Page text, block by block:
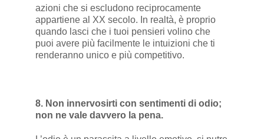
azioni che si escludono reciprocamente
appartiene al XX secolo. In realtà, è proprio
quando lasci che i tuoi pensieri volino che
puoi avere più facilmente le intuizioni che ti
renderanno unico e più competitivo.
8. Non innervosirti con sentimenti di odio;
non ne vale davvero la pena.